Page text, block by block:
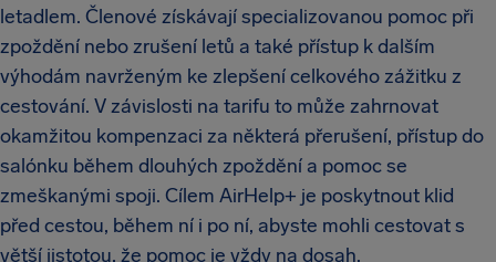
letadlem. Členové získávají specializovanou pomoc při
zpoždění nebo zrušení letů a také přístup k dalším
výhodám navrženým ke zlepšení celkového zážitku z
cestování. V závislosti na tarifu to může zahrnovat
okamžitou kompenzaci za některá přerušení, přístup do
salónku během dlouhých zpoždění a pomoc se
zmeškanými spoji. Cílem AirHelp+ je poskytnout klid
před cestou, během ní i po ní, abyste mohli cestovat s
větší jistotou, že pomoc je vždy na dosah.